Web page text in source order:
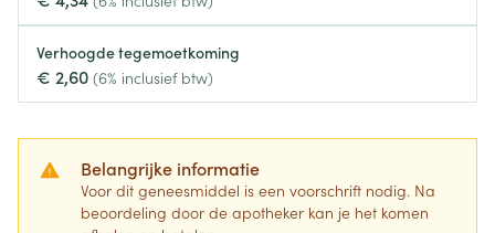
Verhoogde tegemoetkoming
€ 2,60 (6% inclusief btw)
Belangrijke informatie
Voor dit geneesmiddel is een voorschrift nodig. Na
beoordeling door de apotheker kan je het komen